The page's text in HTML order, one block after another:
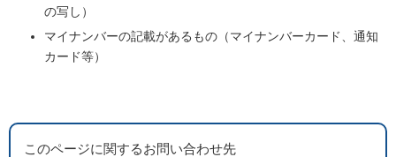
の写し）
マイナンバーの記載があるもの（マイナンバーカード、通知
カード等）
このページに関するお問い合わせ先